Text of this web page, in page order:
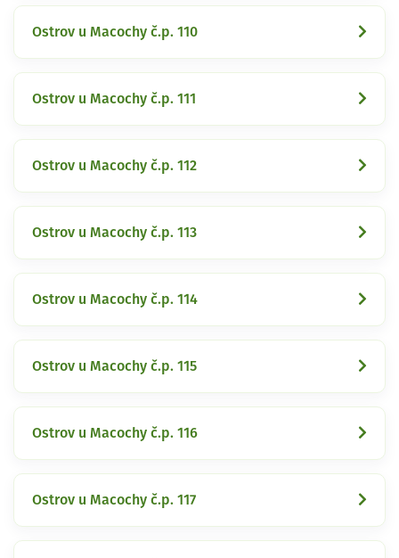
Ostrov u Macochy č.p. 110
Ostrov u Macochy č.p. 111
Ostrov u Macochy č.p. 112
Ostrov u Macochy č.p. 113
Ostrov u Macochy č.p. 114
Ostrov u Macochy č.p. 115
Ostrov u Macochy č.p. 116
Ostrov u Macochy č.p. 117